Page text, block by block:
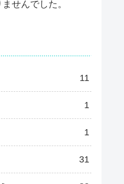
せんでした。
11
1
1
31